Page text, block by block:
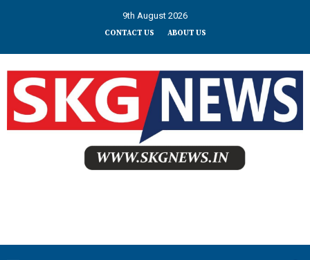
9th August 2026
CONTACT US ABOUT US